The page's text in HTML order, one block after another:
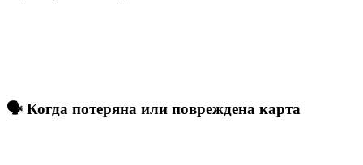
🗣️ Когда потеряна или повреждена карта